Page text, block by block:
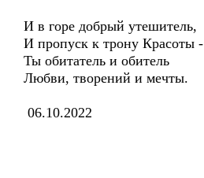
И в горе добрый утешитель,
И пропуск к трону Красоты -
Ты обитатель и обитель
Любви, творений и мечты.
06.10.2022